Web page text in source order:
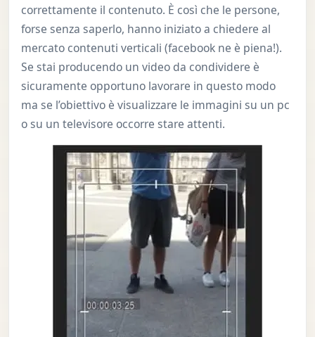
correttamente il contenuto. È così che le persone,
forse senza saperlo, hanno iniziato a chiedere al
mercato contenuti verticali (facebook ne è piena!).
Se stai producendo un video da condividere è
sicuramente opportuno lavorare in questo modo
ma se l’obiettivo è visualizzare le immagini su un pc
o su un televisore occorre stare attenti.